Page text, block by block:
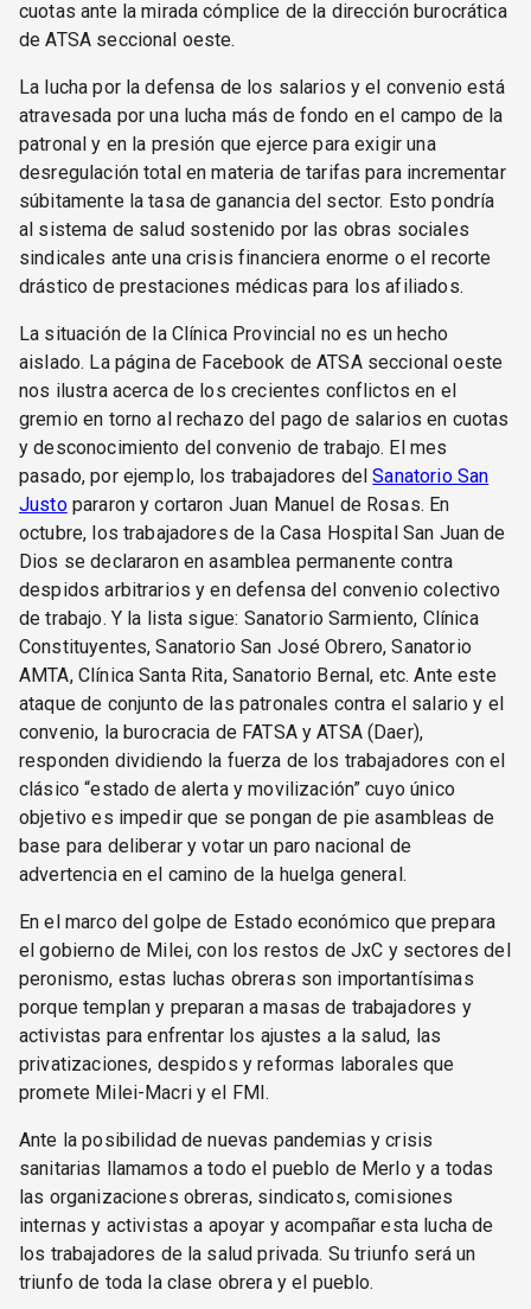
cuotas ante la mirada cómplice de la dirección burocrática
de ATSA seccional oeste.
La lucha por la defensa de los salarios y el convenio está
atravesada por una lucha más de fondo en el campo de la
patronal y en la presión que ejerce para exigir una
desregulación total en materia de tarifas para incrementar
súbitamente la tasa de ganancia del sector. Esto pondría
al sistema de salud sostenido por las obras sociales
sindicales ante una crisis financiera enorme o el recorte
drástico de prestaciones médicas para los afiliados.
La situación de la Clínica Provincial no es un hecho
aislado. La página de Facebook de ATSA seccional oeste
nos ilustra acerca de los crecientes conflictos en el
gremio en torno al rechazo del pago de salarios en cuotas
y desconocimiento del convenio de trabajo. El mes
pasado, por ejemplo, los trabajadores delSanatorio San
Justopararon y cortaron Juan Manuel de Rosas. En
octubre, los trabajadores de la Casa Hospital San Juan de
Dios se declararon en asamblea permanente contra
despidos arbitrarios y en defensa del convenio colectivo
de trabajo. Y la lista sigue: Sanatorio Sarmiento, Clínica
Constituyentes, Sanatorio San José Obrero, Sanatorio
AMTA, Clínica Santa Rita, Sanatorio Bernal, etc. Ante este
ataque de conjunto de las patronales contra el salario y el
convenio, la burocracia de FATSA y ATSA (Daer),
responden dividiendo la fuerza de los trabajadores con el
clásico “estado de alerta y movilización” cuyo único
objetivo es impedir que se pongan de pie asambleas de
base para deliberar y votar un paro nacional de
advertencia en el camino de la huelga general.
En el marco del golpe de Estado económico que prepara
el gobierno de Milei, con los restos de JxC y sectores del
peronismo, estas luchas obreras son importantísimas
porque templan y preparan a masas de trabajadores y
activistas para enfrentar los ajustes a la salud, las
privatizaciones, despidos y reformas laborales que
promete Milei-Macri y el FMI.
Ante la posibilidad de nuevas pandemias y crisis
sanitarias llamamos a todo el pueblo de Merlo y a todas
las organizaciones obreras, sindicatos, comisiones
internas y activistas a apoyar y acompañar esta lucha de
los trabajadores de la salud privada. Su triunfo será un
triunfo de toda la clase obrera y el pueblo.